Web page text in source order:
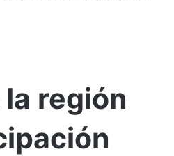
región